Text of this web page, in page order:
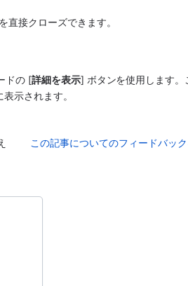
直接クローズできます。
ドの [詳細を表示] ボタンを使用します。
示されます。
この記事についてのフィードバッ